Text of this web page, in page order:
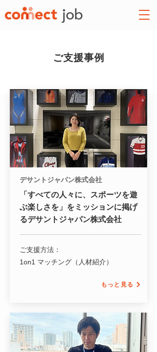
ご支援事例
デサントジャパン株式会社
「すべての人々に、スポーツを遊
ぶ楽しさを」をミッションに掲げ
るデサントジャパン株式会社
ご支援方法：
1on1 マッチング（人材紹介）
もっと見る